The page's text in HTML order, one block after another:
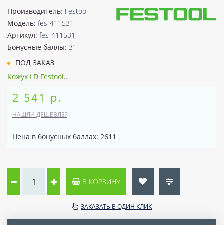
Производитель: Festool
Модель: fes-411531
Артикул: fes-411531
Бонусные баллы: 31
ПОД ЗАКАЗ
Кожух LD Festool..
2 541 р.
НАШЛИ ДЕШЕВЛЕ?
Цена в бонусных баллах: 2611
В КОРЗИНУ
ЗАКАЗАТЬ В ОДИН КЛИК